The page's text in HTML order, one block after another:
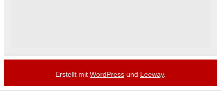
Erstellt mit WordPress und Leeway.